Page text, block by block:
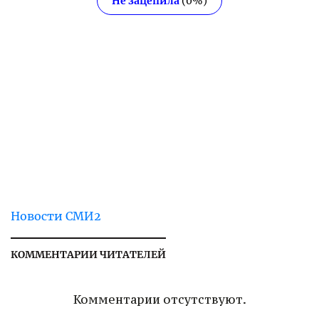
Новости СМИ2
КОММЕНТАРИИ ЧИТАТЕЛЕЙ
Комментарии отсутствуют.